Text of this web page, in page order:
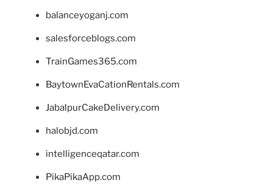
balanceyoganj.com
salesforceblogs.com
TrainGames365.com
BaytownEvaCationRentals.com
JabalpurCakeDelivery.com
halobjd.com
intelligenceqatar.com
PikaPikaApp.com